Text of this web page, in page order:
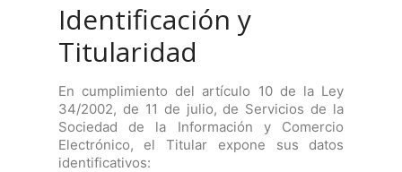
Identificación y
Titularidad
En cumplimiento del artículo 10 de la Ley
34/2002, de 11 de julio, de Servicios de la
Sociedad de la Información y Comercio
Electrónico, el Titular expone sus datos
identificativos: